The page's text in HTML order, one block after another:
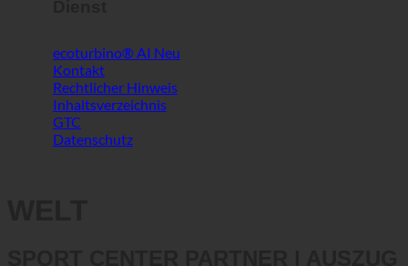
Rechtlicher Hinweis
Inhaltsverzeichnis
GTC
Datenschutz